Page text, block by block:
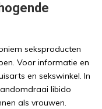
seksproducten
Voor informatie en
en sekswinkel. In
libido
als vrouwen.